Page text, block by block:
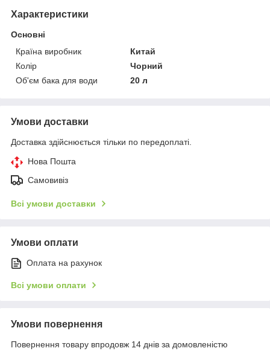
Характеристики
Основні
Країна виробник
Китай
Колір
Чорний
Об'єм бака для води
20 л
Умови доставки
Доставка здійснюється тільки по передоплаті.
Нова Пошта
Самовивіз
Всі умови доставки
Умови оплати
Оплата на рахунок
Всі умови оплати
Умови повернення
Повернення товару впродовж 14 днів за домовленістю